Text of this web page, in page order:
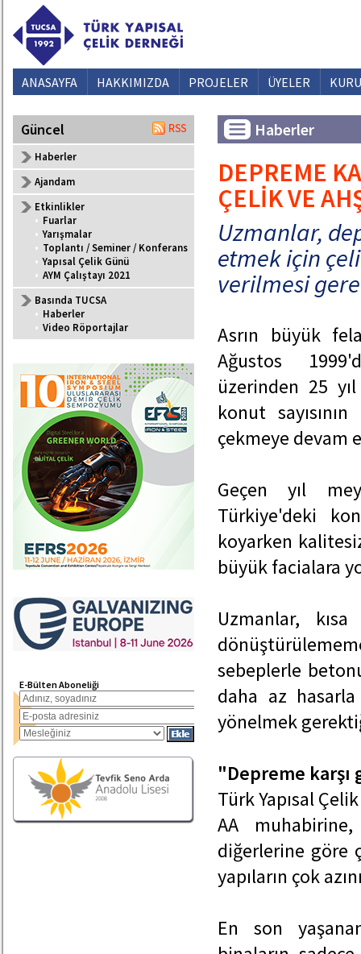
ANASAYFA HAKKIMIZDA PROJELER ÜYELER
Güncel
Haberler
Ajandam
Etkinlikler
• Fuarlar
• Yarışmalar
• Toplantı / Seminer / Konferans
• Yapısal Çelik Günü
• AYM Çalıştayı 2021
Basında TUCSA
• Haberler
• Video Röportajlar
E-Bülten Aboneliği
Haberler
DEPREME
ÇELİK VE
Uzmanlar,
etmek için
verilmesi
Asrın büyük
Ağustos
üzerinden 25
konut
çekmeye devam
Geçen yıl
Türkiye'deki
koyarken
büyük facialara
Uzmanlar,
sebeplerle
daha az
yönelmek
"Depreme
Türk Yapısal
AA
diğerlerine göre
yapıların çok
En son